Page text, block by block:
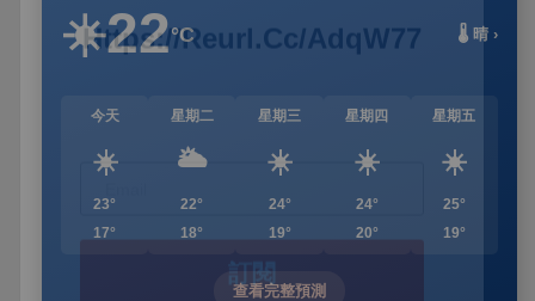
☀️22°C 🌡️ 晴 ›
今天
☀️
23°
17°
星期二
🌥️
22°
18°
星期三
☀️
24°
19°
星期四
☀️
24°
20°
星期五
☀️
25°
19°
查看完整預測